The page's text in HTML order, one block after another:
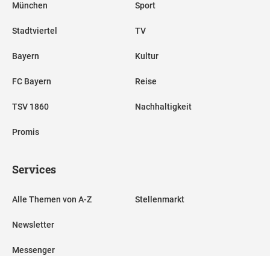
München
Stadtviertel
Bayern
FC Bayern
TSV 1860
Promis
Sport
TV
Kultur
Reise
Nachhaltigkeit
Services
Alle Themen von A-Z
Newsletter
Messenger
Stellenmarkt